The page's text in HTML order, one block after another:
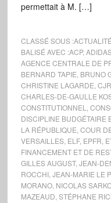
permettait à M. […]
CLASSÉ SOUS :
BALISÉ AVEC :ACP,
AGENCE CENTRALE DE
BERNARD TAPIE BRUNO
CHRISTINE LAGARDE CJR
CHARLES-DE-GAULLE
CONSTITUTIONNEL
DISCIPLINE BUDGÉTAIRE
LA RÉPUBLIQUE COUR
VERSAILLES, ELF, EPFR
FINANCEMENT ET DE
GILLES AUGUST, JEAN-
ROCCHI, JEAN-MARIE LE
MORANO, NICOLAS
MAZEAUD STÉPHANE